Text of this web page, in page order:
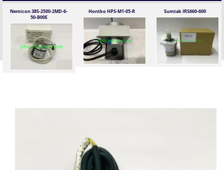
Nemicon 38S-2500-2MD-6-
50-B00E
Hontko HPS-M1-05-R Sumtak IRS660-600